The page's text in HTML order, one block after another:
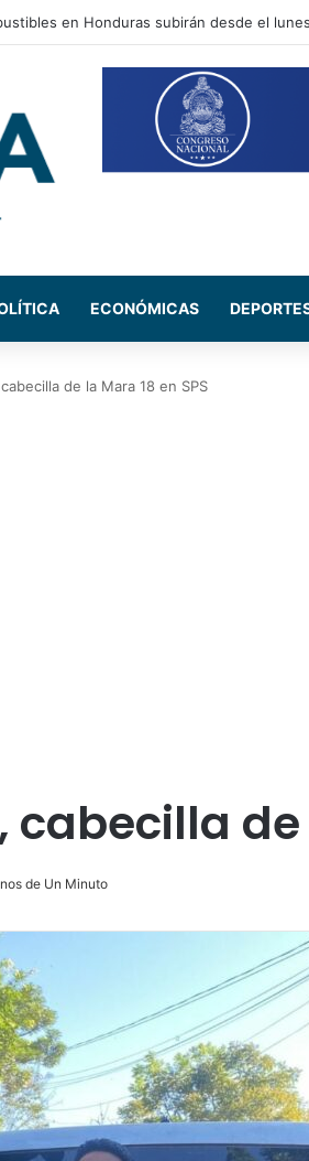
Asfura y Abelardo de la Espriella
ECONÓMICAS
cabecilla de la Mara 18 en SPS
cabecilla
de Un Minuto